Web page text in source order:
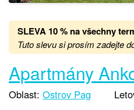
SLEVA 10 % na všechny
Tuto slevu si prosím zadejte
Apartmány
Oblast: Ostrov Pag